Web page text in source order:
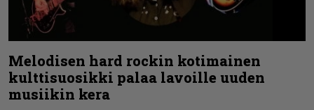
Melodisen hard rockin kotimainen
kulttisuosikki palaa lavoille uuden
musiikin kera